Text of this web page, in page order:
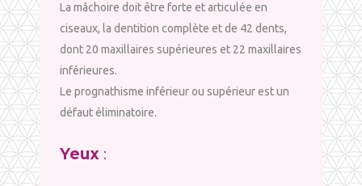
La mâchoire doit être forte et articulée en
ciseaux, la dentition complète et de 42 dents,
dont 20 maxillaires supérieures et 22 maxillaires
inférieures.
Le prognathisme inférieur ou supérieur est un
défaut éliminatoire.
Yeux :